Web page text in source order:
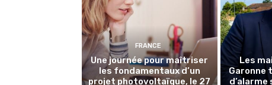
FRANCE
Une journée pour maîtriser
les fondamentaux d’un
projet photovoltaïque, le 27
Les
Garonne